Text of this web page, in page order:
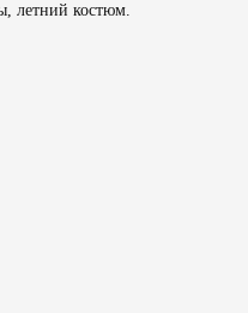
летний костюм.